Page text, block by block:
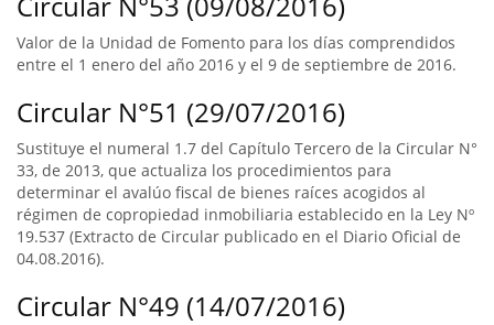
Valor de la Unidad de Fomento para los días comprendidos
entre el 1 enero del año 2016 y el 9 de septiembre de 2016.
Circular N°51 (29/07/2016)
Sustituye el numeral 1.7 del Capítulo Tercero de la Circular N°
33, de 2013, que actualiza los procedimientos para
determinar el avalúo fiscal de bienes raíces acogidos al
régimen de copropiedad inmobiliaria establecido en la Ley Nº
19.537 (Extracto de Circular publicado en el Diario Oficial de
04.08.2016).
Circular N°49 (14/07/2016)